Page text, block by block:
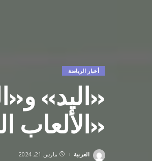
أخبار الرياضة
«اليد»
«الألعاب
Posted
العربية مارس 21, 2024